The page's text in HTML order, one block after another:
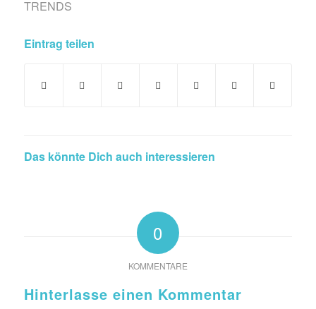
TRENDS
Eintrag teilen
Das könnte Dich auch interessieren
0
KOMMENTARE
Hinterlasse einen Kommentar